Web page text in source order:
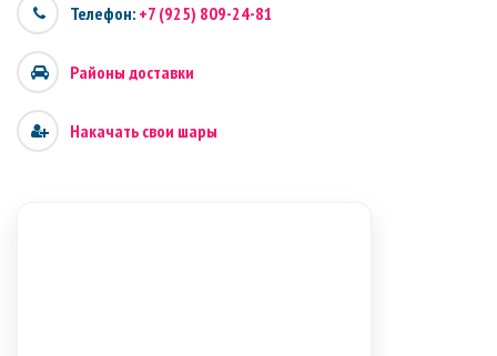
Телефон: +7 (925) 809-24-81
Районы доставки
Накачать свои шары